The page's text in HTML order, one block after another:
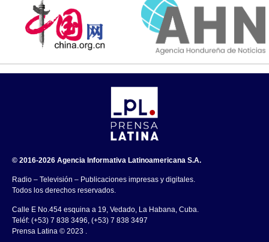
© 2016-2026 Agencia Informativa Latinoamericana S.A.
Radio – Televisión – Publicaciones impresas y digitales.
Todos los derechos reservados.
Calle E No.454 esquina a 19, Vedado, La Habana, Cuba.
Teléf: (+53) 7 838 3496, (+53) 7 838 3497
Prensa Latina © 2023 .